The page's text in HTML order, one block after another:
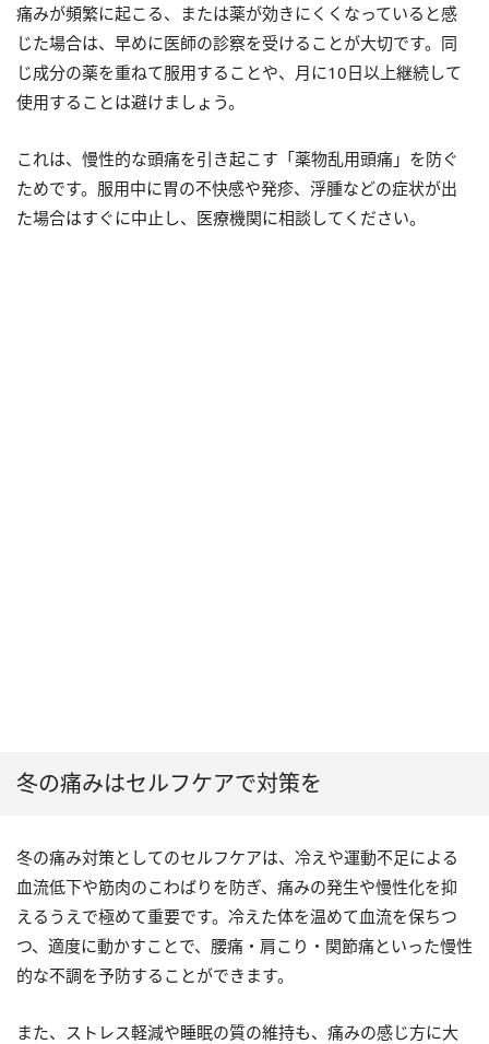
痛みが頻繁に起こる、または薬が効きにくくなっていると感
じた場合は、早めに医師の診察を受けることが大切です。同
じ成分の薬を重ねて服用することや、月に10日以上継続して
使用することは避けましょう。
これは、慢性的な頭痛を引き起こす「薬物乱用頭痛」を防ぐ
ためです。服用中に胃の不快感や発疹、浮腫などの症状が出
た場合はすぐに中止し、医療機関に相談してください。
冬の痛みはセルフケアで対策を
冬の痛み対策としてのセルフケアは、冷えや運動不足による
血流低下や筋肉のこわばりを防ぎ、痛みの発生や慢性化を抑
えるうえで極めて重要です。冷えた体を温めて血流を保ちつ
つ、適度に動かすことで、腰痛・肩こり・関節痛といった慢性
的な不調を予防することができます。
また、ストレス軽減や睡眠の質の維持も、痛みの感じ方に大